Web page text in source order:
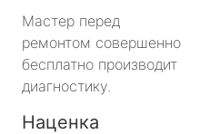
Мастер перед
ремонтом совершенно
бесплатно производит
диагностику.
Наценка